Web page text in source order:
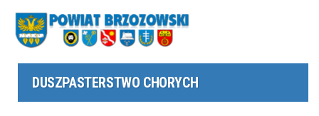
DUSZPASTERSTWO CHORYCH